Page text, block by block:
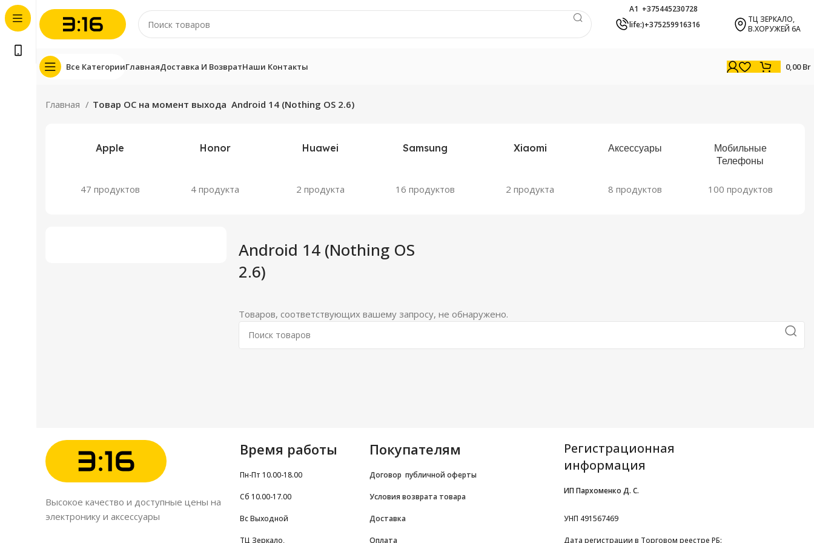
A1 +375445230728
life:)+375259916316
ТЦ ЗЕРКАЛО,
В.ХОРУЖЕЙ 6А
Все КатегорииГлавнаяДоставка И ВозвратНаши Контакты 0,00Br
Главная Товар ОС на момент выхода Android 14 (Nothing OS 2.6)
Apple
47 продуктов
Honor
4 продукта
Huawei
2 продукта
Samsung
16 продуктов
Xiaomi
2 продукта
Аксессуары
8 продуктов
Мобильные
Телефоны
100 продуктов
Android 14 (Nothing OS
2.6)
Товаров, соответствующих вашему запросу, не обнаружено.
Высокое качество и доступные цены на
электронику и аксессуары
Время работы
Пн-Пт 10.00-18.00
Сб 10.00-17.00
Вс Выходной
ТЦ Зеркало,
Покупателям
Договор публичной оферты
Условия возврата товара
Доставка
Оплата
Регистрационная
информация
ИП Пархоменко Д. С.
УНП 491567469
Дата регистрации в Торговом реестре РБ: